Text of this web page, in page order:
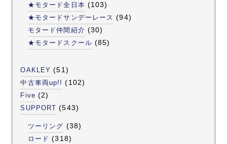
★モタード全日本 (103)
★モタードサンデーレース (94)
モタード仲間紹介 (30)
★モタードスクール (85)
OAKLEY (51)
中古車両up!! (102)
Five (2)
SUPPORT (543)
ツーリング (38)
ロード (318)